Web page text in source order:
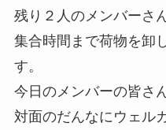
残り２人のメンバーさ
集合時間まで荷物を卸
す。
今日のメンバーの皆さ
対面のだんなにウェル